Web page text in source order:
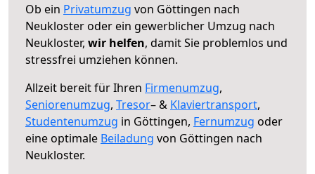
Ob ein Privatumzug von Göttingen nach
Neukloster oder ein gewerblicher Umzug nach
Neukloster, wir helfen, damit Sie problemlos und
stressfrei umziehen können.
Allzeit bereit für Ihren Firmenumzug,
Seniorenumzug, Tresor– & Klaviertransport,
Studentenumzug in Göttingen, Fernumzug oder
eine optimale Beiladung von Göttingen nach
Neukloster.